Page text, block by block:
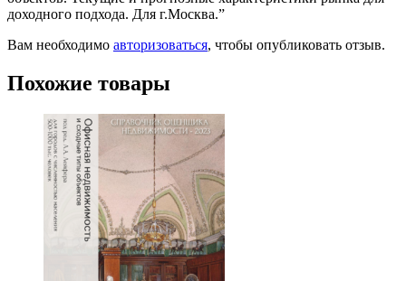
доходного подхода. Для г.Москва.”
Вам необходимо авторизоваться, чтобы опубликовать отзыв.
Похожие товары